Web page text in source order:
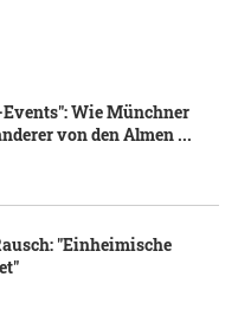
Wie Münchner
von den Almen ...
"Einheimische